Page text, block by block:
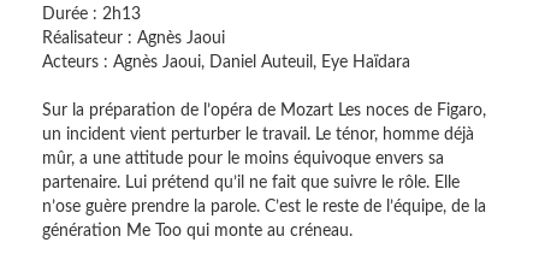
Durée : 2h13
Réalisateur : Agnès Jaoui
Acteurs : Agnès Jaoui, Daniel Auteuil, Eye Haïdara
Sur la préparation de l’opéra de Mozart Les noces de Figaro,
un incident vient perturber le travail. Le ténor, homme déjà
mûr, a une attitude pour le moins équivoque envers sa
partenaire. Lui prétend qu’il ne fait que suivre le rôle. Elle
n’ose guère prendre la parole. C’est le reste de l’équipe, de la
génération Me Too qui monte au créneau.